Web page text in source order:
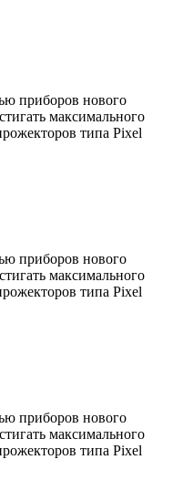
приборов нового
максимального
типа Pixel
приборов нового
максимального
типа Pixel
приборов нового
максимального
типа Pixel